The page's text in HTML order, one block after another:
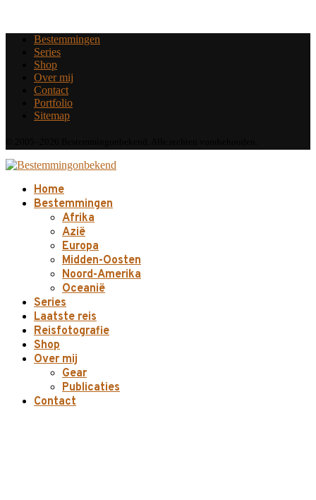
Bestemmingen
Series
Shop
Over mij
Contact
Portfolio
Sitemap
Home
Bestemmingen
Afrika
Azië
Europa
Midden-Oosten
Noord-Amerika
Oceanië
Series
Laatste reis
Reisfotografie
Shop
Over mij
Gear
Publicaties
Contact